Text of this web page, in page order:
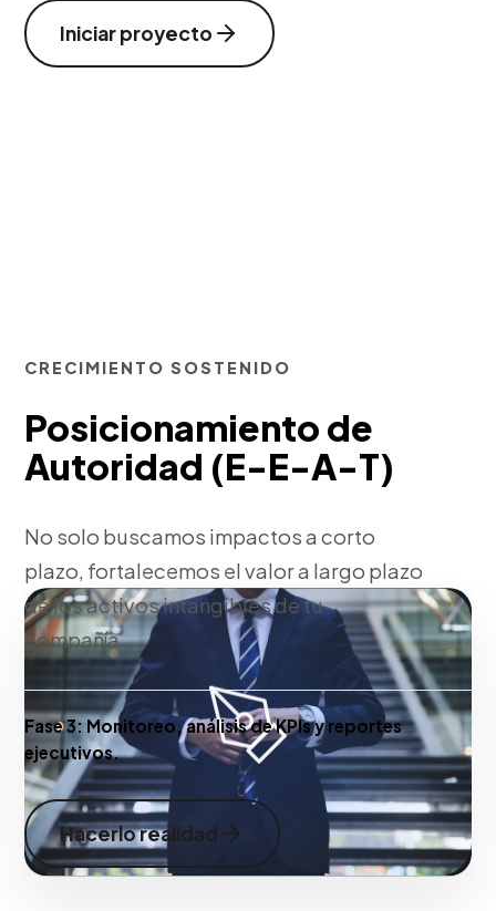
Iniciar proyecto
CRECIMIENTO SOSTENIDO
Posicionamiento de
Autoridad (E-E-A-T)
No solo buscamos impactos a corto
plazo, fortalecemos el valor a largo plazo
de los activos intangibles de tu
compañía.
Fase 3: Monitoreo, análisis de KPIs y reportes
ejecutivos.
Hacerlo realidad